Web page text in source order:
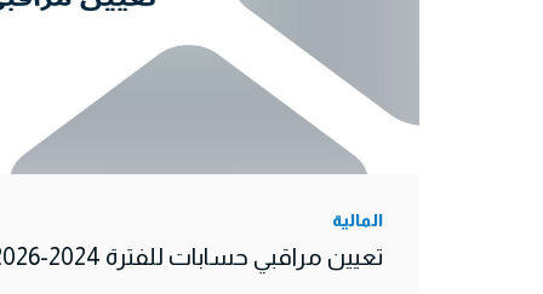
المالية
تعيين مراقبي حسابات للفترة 2024-2026